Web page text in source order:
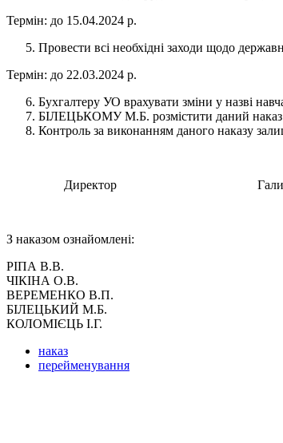
Термін: до 15.04.2024 р.
Провести всі необхідні заходи щодо
Термін: до 22.03.2024 р.
Бухгалтеру УО врахувати зміни у назві
БІЛЕЦЬКОМУ М.Б. розмістити даний наказ
Контроль за виконанням даного наказу
Директор Галина
З наказом ознайомлені:
РІПА В.В.
ЧІКІНА О.В.
ВЕРЕМЕНКО В.П.
БІЛЕЦЬКИЙ М.Б.
КОЛОМІЄЦЬ І.Г.
наказ
перейменування